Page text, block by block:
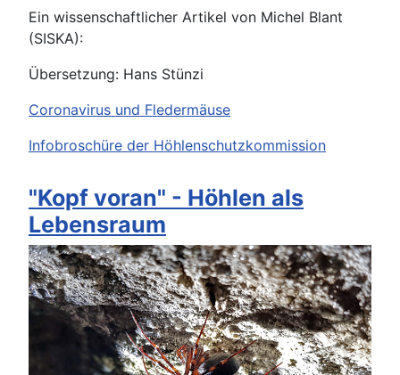
Ein wissenschaftlicher Artikel von Michel Blant
(SISKA):
Übersetzung: Hans Stünzi
Coronavirus und Fledermäuse
Infobroschüre der Höhlenschutzkommission
"Kopf voran" - Höhlen als
Lebensraum